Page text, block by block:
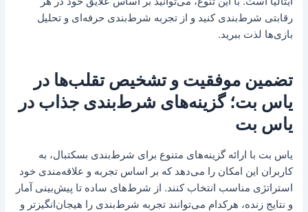
رقابتی شرط‌بندی کنید و از تجربه شرط‌بندی حرفه‌ای و تحلیل
بازی‌ها لذت ببرید.
تضمین موفقیت و تشخیص تقلب‌ها در
یاس بت؛ گزینه‌های شرط‌بندی جذاب در
یاس بت
یاس بت با ارائه گزینه‌های متنوع برای شرط‌بندی بسکتبال، به
کاربران این امکان را می‌دهد که بر اساس تجربه و علاقه‌مندی خود
استراتژی مناسب انتخاب کنند. از شرط‌های ساده تا پیش‌بینی آمار
و نتایج زنده، هرکدام می‌توانند تجربه شرط‌بندی را هیجان‌انگیزتر و